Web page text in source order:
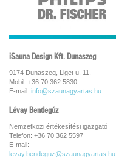
iSauna Design Kft. Dunaszeg
9174 Dunaszeg, Liget u. 11.
Mobil: +36 70 362 5830
E-mail: info@szaunagyartas.hu
Lévay Bendegúz
Nemzetközi értékesítési igazgató
Telefon: +36 70 362 5597
E-mail:
levay.bendeguz@szaunagyartas.hu